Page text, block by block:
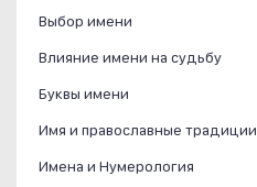
Выбор имени
Влияние имени на судьбу
Буквы имени
Имя и православные традиции
Имена и Нумерология